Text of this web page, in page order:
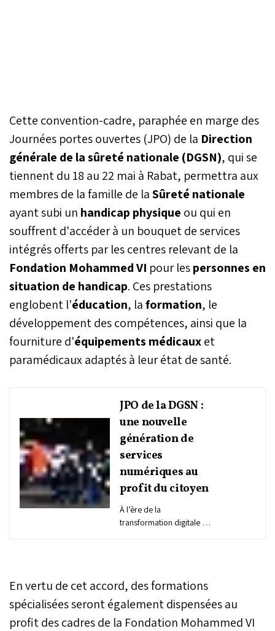
Cette convention-cadre, paraphée en marge des
Journées portes ouvertes (JPO) de la Direction
générale de la sûreté nationale (DGSN), qui se
tiennent du 18 au 22 mai à Rabat, permettra aux
membres de la famille de laSûreté nationale
ayant subi un handicap physique ou qui en
souffrent d'accéder à un bouquet de services
intégrés offerts par les centres relevant de la
Fondation Mohammed VI pour lespersonnes en
situation de handicap. Ces prestations
englobent l'éducation, laformation, le
développement des compétences, ainsi que la
fourniture d'équipements médicauxet
paramédicaux adaptés à leur état de santé.
JPO de la DGSN :
une nouvelle
génération de
services
numériques au
profit du citoyen
À l’ère de la
transformation digitale et
nationale (DGSN) continue
de consolider sa position
en tant qu’institution
pionnière dans la
En vertu de cet accord, des formations
spécialisées seront également dispensées au
profit des cadres de la Fondation Mohammed VI